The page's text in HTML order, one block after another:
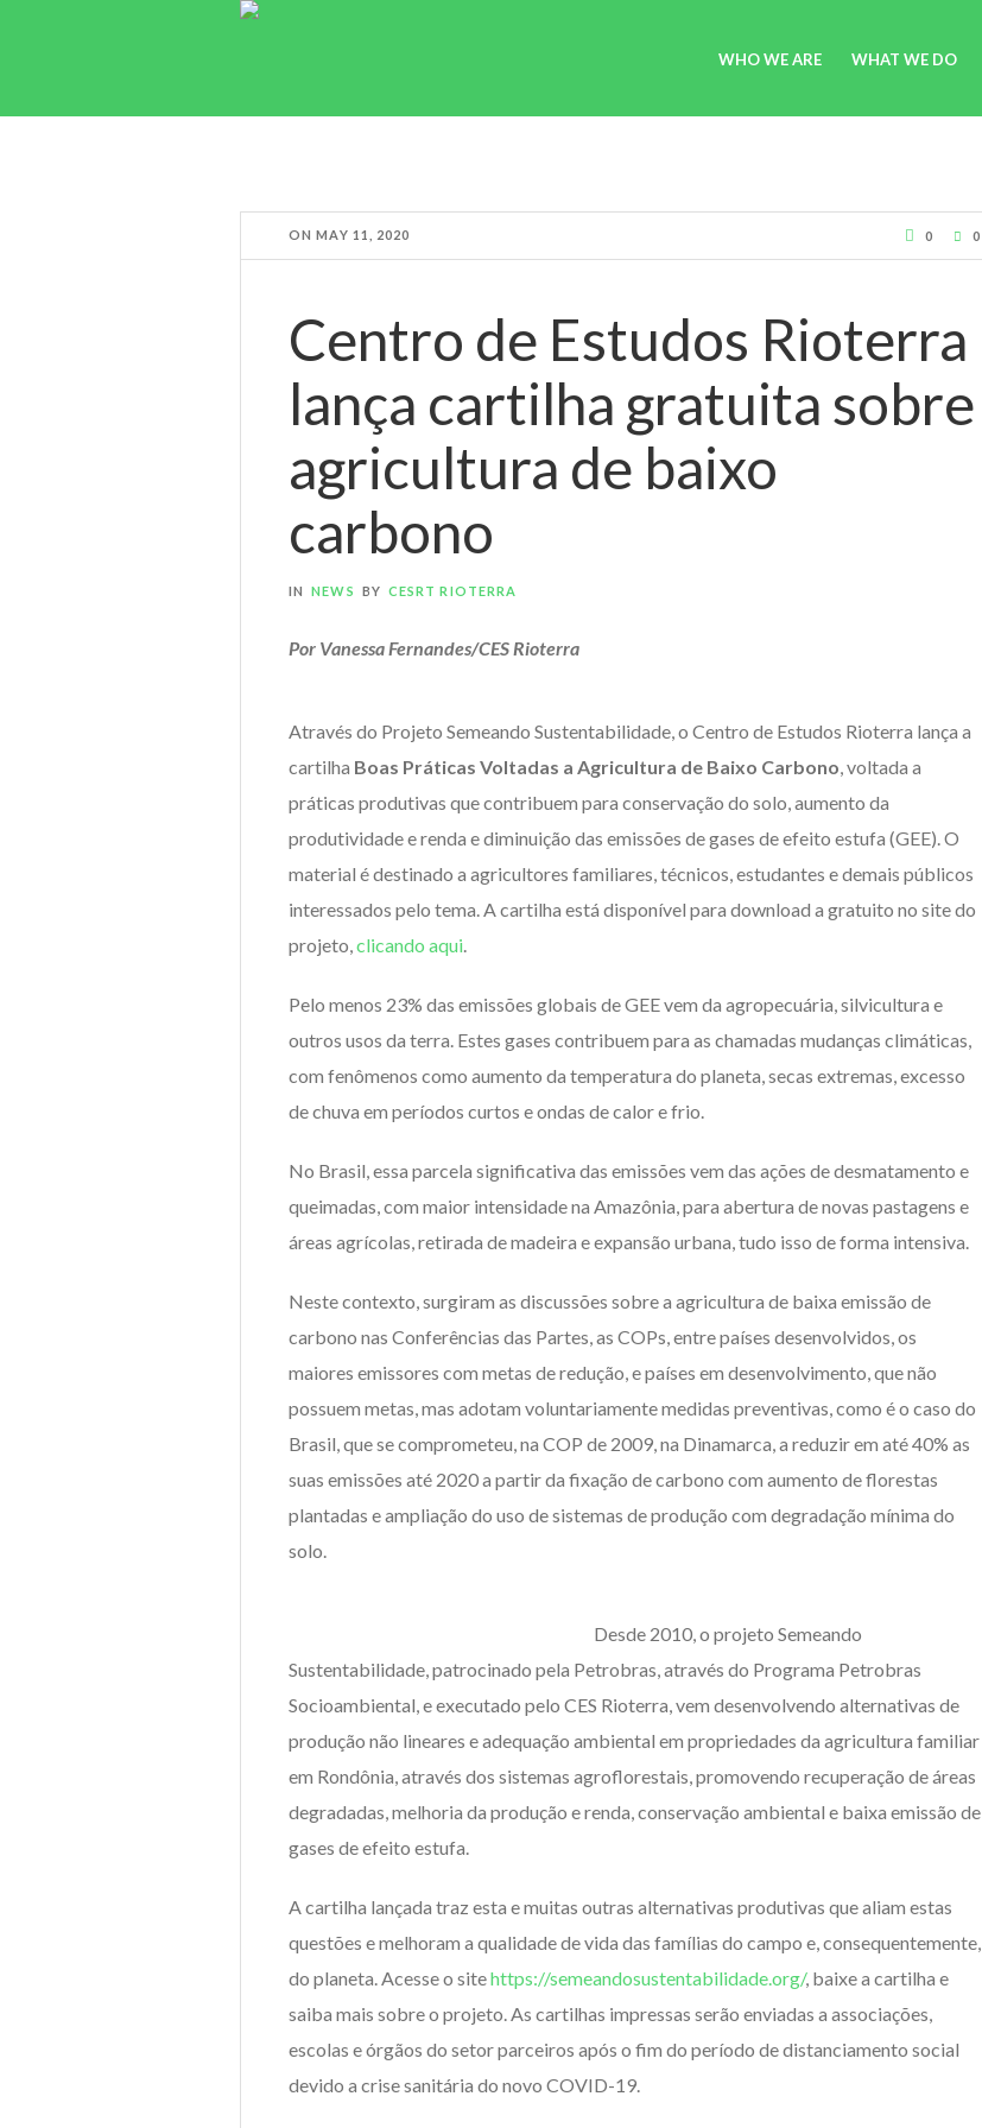
WHO WE ARE WHAT WE DO
ONMAY 11, 2020 0 0
Centro de Estudos Rioterra
lança cartilha gratuita sobre
agricultura de baixo
carbono
IN NEWS BY CESRT RIOTERRA
Por Vanessa Fernandes/CES Rioterra
Através do Projeto Semeando Sustentabilidade, o Centro de Estudos Rioterra lança a
cartilha Boas Práticas Voltadas a Agricultura de Baixo Carbono, voltada a
práticas produtivas que contribuem para conservação do solo, aumento da
produtividade e renda e diminuição das emissões de gases de efeito estufa (GEE). O
material é destinado a agricultores familiares, técnicos, estudantes e demais públicos
interessados pelo tema. A cartilha está disponível para download a gratuito no site do
projeto,clicando aqui.
Pelo menos 23% das emissões globais de GEE vem da agropecuária, silvicultura e
outros usos da terra. Estes gases contribuem para as chamadas mudanças climáticas,
com fenômenos como aumento da temperatura do planeta, secas extremas, excesso
de chuva em períodos curtos e ondas de calor e frio.
No Brasil, essa parcela significativa das emissões vem das ações de desmatamento e
queimadas, com maior intensidade na Amazônia, para abertura de novas pastagens e
áreas agrícolas, retirada de madeira e expansão urbana, tudo isso de forma intensiva.
Neste contexto, surgiram as discussões sobre a agricultura de baixa emissão de
carbono nas Conferências das Partes, as COPs, entre países desenvolvidos, os
maiores emissores com metas de redução, e países em desenvolvimento, que não
possuem metas, mas adotam voluntariamente medidas preventivas, como é o caso do
Brasil, que se comprometeu, na COP de 2009, na Dinamarca, a reduzir em até 40% as
suas emissões até 2020 a partir da fixação de carbono com aumento de florestas
plantadas e ampliação do uso de sistemas de produção com degradação mínima do
solo.
Desde 2010, o projeto Semeando
Sustentabilidade, patrocinado pela Petrobras, através do Programa Petrobras
Socioambiental, e executado pelo CES Rioterra, vem desenvolvendo alternativas de
produção não lineares e adequação ambiental em propriedades da agricultura familiar
em Rondônia, através dos sistemas agroflorestais, promovendo recuperação de áreas
degradadas, melhoria da produção e renda, conservação ambiental e baixa emissão de
gases de efeito estufa.
A cartilha lançada traz esta e muitas outras alternativas produtivas que aliam estas
questões e melhoram a qualidade de vida das famílias do campo e, consequentemente,
do planeta. Acesse o sitehttps://semeandosustentabilidade.org/, baixe a cartilha e
saiba mais sobre o projeto. As cartilhas impressas serão enviadas a associações,
escolas e órgãos do setor parceiros após o fim do período de distanciamento social
devido a crise sanitária do novo COVID-19.